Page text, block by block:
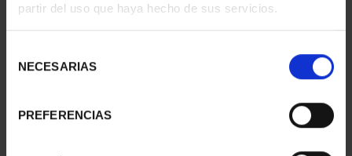
partir del uso que haya hecho de sus servicios.
NECESARIAS
PREFERENCIAS
275 ANIVERSARIO DE
GOYA (2021)
1.069,00 €
425 ANIV. DE
VELÁZQUEZ (2024) COL.
1.069,00 €